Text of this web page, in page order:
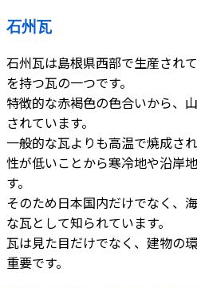
石州瓦
石州瓦は島根県西部で生産され
を持つ瓦の一つです。
特徴的な赤褐色の色合いから、
されています。
一般的な瓦よりも高温で焼成さ
性が低いことから寒冷地や沿岸
す。
そのため日本国内だけでなく、
な瓦として知られています。
瓦は見た目だけでなく、建物の
重要です。